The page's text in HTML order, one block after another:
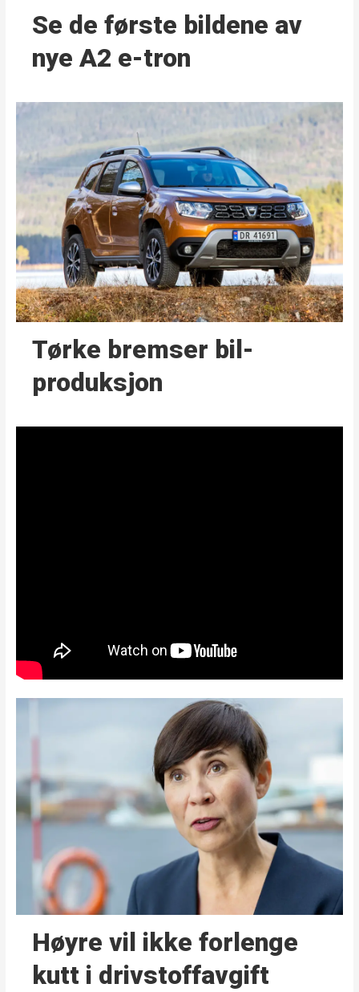
Se de første bildene av
nye A2 e-tron
Tørke bremser bil­
produksjon
Høyre vil ikke forlenge
kutt i drivstoffavgift